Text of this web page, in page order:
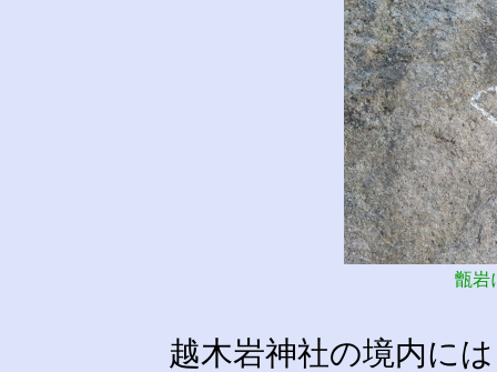
甑岩
越木岩神社の境内に